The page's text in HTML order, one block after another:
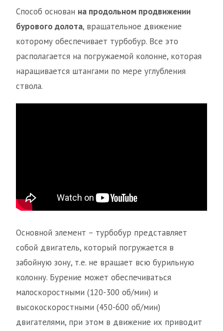
Способ основан на продольном продвижении
бурового долота, вращательное движение
которому обеспечивает турбобур. Все это
располагается на погружаемой колонне, которая
наращивается штангами по мере углубления
ствола.
Основной элемент – турбобур представляет
собой двигатель, который погружается в
забойную зону, т.е. не вращает всю бурильную
колонну. Бурение может обеспечиваться
малоскоростными (120-300 об/мин) и
высокоскоростными (450-600 об/мин)
двигателями, при этом в движение их приводит